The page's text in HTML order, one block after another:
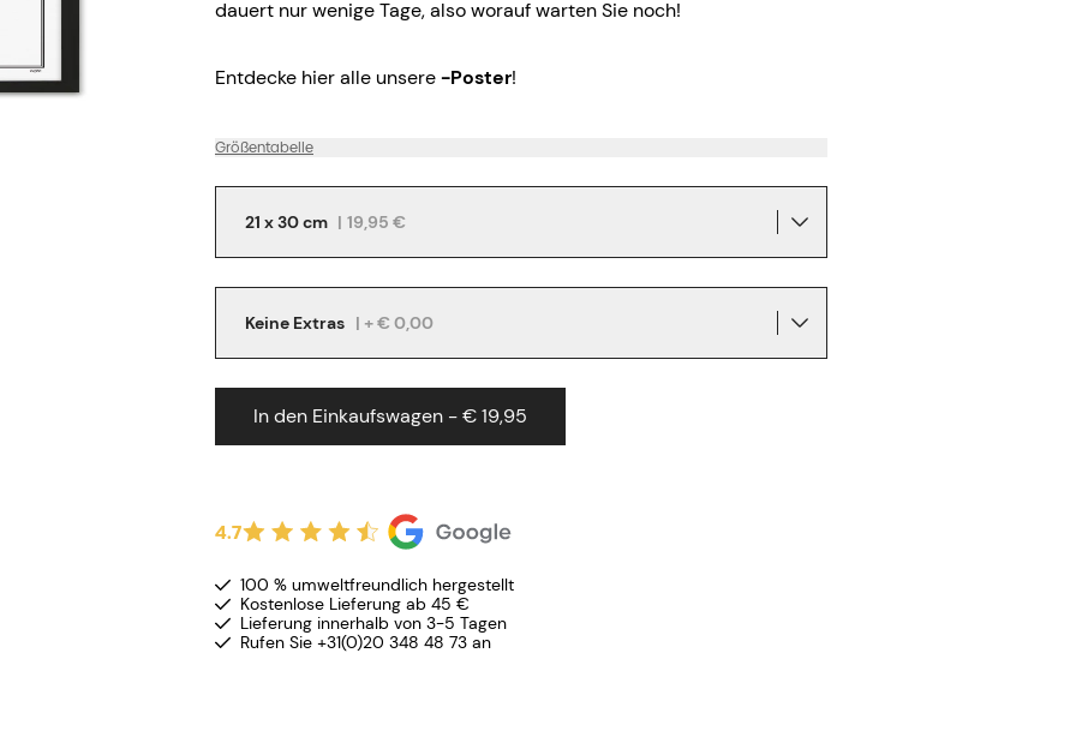
dauert nur wenige Tage, also worauf warten Sie noch!
Entdecke hier alle unsere-Poster!
Größentabelle
21 x 30 cm | 19,95 €
Keine Extras | + € 0,00
In den Einkaufswagen - € 19,95
4.7
100 % umweltfreundlich hergestellt
Kostenlose Lieferung ab 45 €
Lieferung innerhalb von 3-5 Tagen
Rufen Sie +31(0)20 348 48 73 an